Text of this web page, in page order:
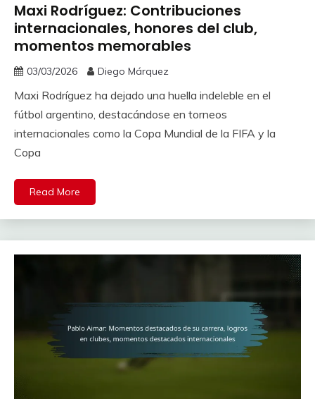
Maxi Rodríguez: Contribuciones
internacionales, honores del club,
momentos memorables
03/03/2026 Diego Márquez
Maxi Rodríguez ha dejado una huella indeleble en el
fútbol argentino, destacándose en torneos
internacionales como la Copa Mundial de la FIFA y la
Copa
Read More